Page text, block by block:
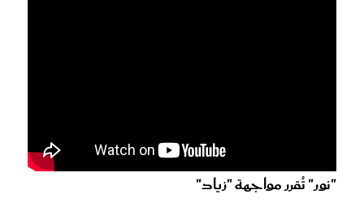
"نور" تُقرر مواجهة "زياد"